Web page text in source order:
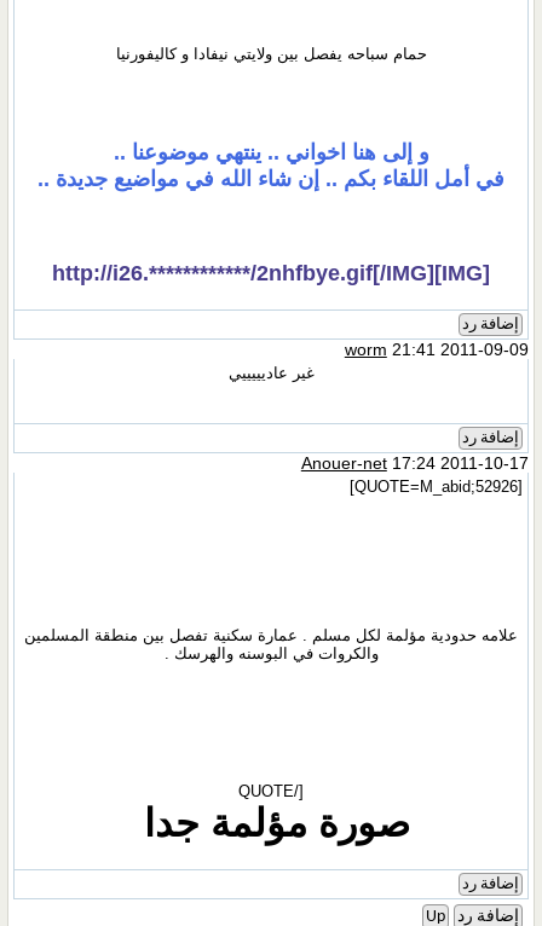
حمام سباحه يفصل بين ولايتي نيفادا و كاليفورنيا
و إلى هنا اخواني .. ينتهي موضوعنا ..
في أمل اللقاء بكم .. إن شاء الله في مواضيع جديدة ..
[IMG]http://i26.************/2nhfbye.gif[/IMG]
إضافة رد
worm 21:41 2011-09-09
غير عاديييييي
إضافة رد
Anouer-net17:24 2011-10-17
[QUOTE=M_abid;52926]
علامه حدودية مؤلمة لكل مسلم . عمارة سكنية تفصل بين منطقة المسلمين
والكروات في البوسنه والهرسك .
[/QUOTE
صورة مؤلمة جدا
إضافة رد
إضافة رد Up